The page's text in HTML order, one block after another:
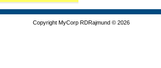
Copyright MyCorp RDRajmund © 2026